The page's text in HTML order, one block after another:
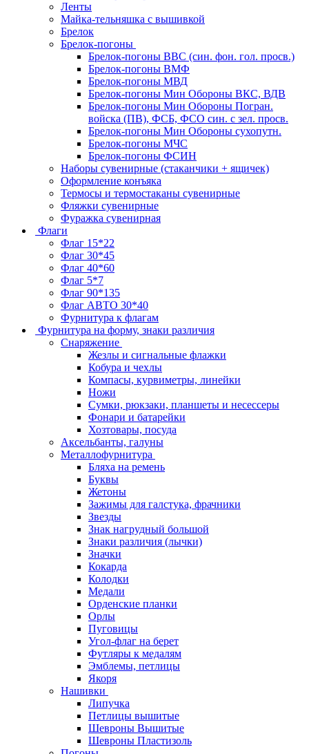
Ленты
Майка-тельняшка с вышивкой
Брелок
Брелок-погоны
Брелок-погоны ВВС (син. фон. гол. просв.)
Брелок-погоны ВМФ
Брелок-погоны МВД
Брелок-погоны Мин Обороны ВКС, ВДВ
Брелок-погоны Мин Обороны Погран.
войска (ПВ), ФСБ, ФСО син. с зел. просв.
Брелок-погоны Мин Обороны сухопутн.
Брелок-погоны МЧС
Брелок-погоны ФСИН
Наборы сувенирные (стаканчики + ящичек)
Оформление конъяка
Термосы и термостаканы сувенирные
Фляжки сувенирные
Фуражка сувенирная
Флаги
Флаг 15*22
Флаг 30*45
Флаг 40*60
Флаг 5*7
Флаг 90*135
Флаг АВТО 30*40
Фурнитура к флагам
Фурнитура на форму, знаки различия
Снаряжение
Жезлы и сигнальные флажки
Кобура и чехлы
Компасы, курвиметры, линейки
Ножи
Сумки, рюкзаки, планшеты и несессеры
Фонари и батарейки
Хозтовары, посуда
Аксельбанты, галуны
Металлофурнитура
Бляха на ремень
Буквы
Жетоны
Зажимы для галстука, фрачники
Звезды
Знак нагрудный большой
Знаки различия (лычки)
Значки
Кокарда
Колодки
Медали
Орденские планки
Орлы
Пуговицы
Угол-флаг на берет
Футляры к медалям
Эмблемы, петлицы
Якоря
Нашивки
Липучка
Петлицы вышитые
Шевроны Вышитые
Шевроны Пластизоль